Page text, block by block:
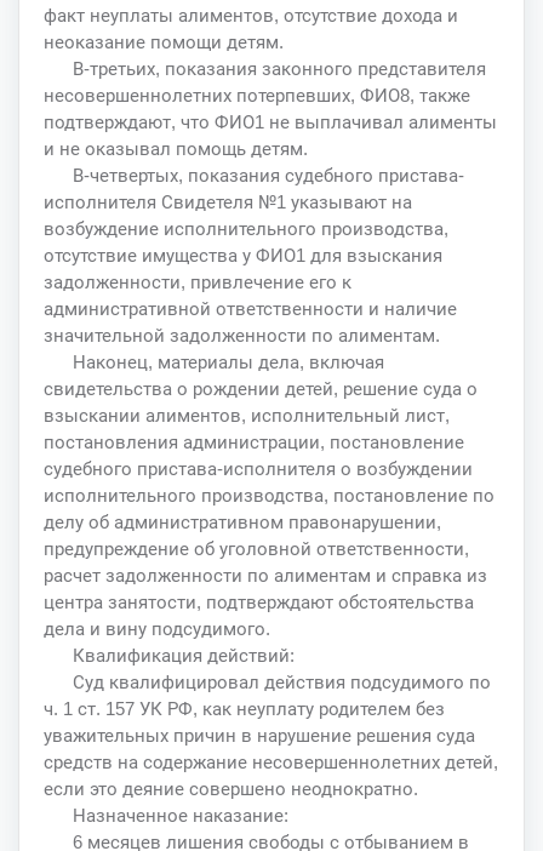
факт неуплаты алиментов, отсутствие дохода и
неоказание помощи детям.
В-третьих, показания законного представителя
несовершеннолетних потерпевших, ФИО8, также
подтверждают, что ФИО1 не выплачивал алименты
и не оказывал помощь детям.
В-четвертых, показания судебного пристава-
исполнителя Свидетеля №1 указывают на
возбуждение исполнительного производства,
отсутствие имущества у ФИО1 для взыскания
задолженности, привлечение его к
административной ответственности и наличие
значительной задолженности по алиментам.
Наконец, материалы дела, включая
свидетельства о рождении детей, решение суда о
взыскании алиментов, исполнительный лист,
постановления администрации, постановление
судебного пристава-исполнителя о возбуждении
исполнительного производства, постановление по
делу об административном правонарушении,
предупреждение об уголовной ответственности,
расчет задолженности по алиментам и справка из
центра занятости, подтверждают обстоятельства
дела и вину подсудимого.
Квалификация действий:
Суд квалифицировал действия подсудимого по
ч. 1 ст. 157 УК РФ, как неуплату родителем без
уважительных причин в нарушение решения суда
средств на содержание несовершеннолетних детей,
если это деяние совершено неоднократно.
Назначенное наказание:
6 месяцев лишения свободы с отбыванием в